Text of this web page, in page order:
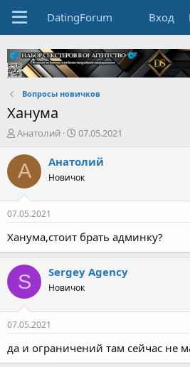
DatingForum Вход
Вопросы новичков
Ханума
А
т
о
р
е
ы
Анатолий
Д
т
н
л
07.05.2021
А Анатолий
Новичок
07.05.2021
Ханума,стоит брать админку?
S Sergey Agency
Новичок
07.05.2021
да и ограничений там сейчас не